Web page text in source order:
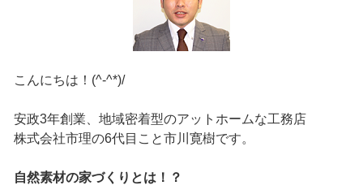
こんにちは！(^-^*)/
安政3年創業、地域密着型のアットホームな工務店
株式会社市理の6代目こと市川寛樹です。
自然素材の家づくりとは！？